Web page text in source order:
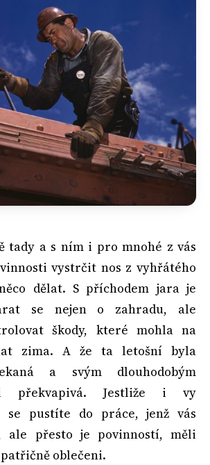
tady a s ním i pro mnohé z vás
vystrčit nos z vyhřátého
dělat. S příchodem jara je
se nejen o zahradu, ale
škody, které mohla na
zima. A že ta letošní byla
a svým dlouhodobým
překvapivá. Jestliže i vy
se pustíte do práce, jenž vás
ale přesto je povinností, měli
oblečeni.